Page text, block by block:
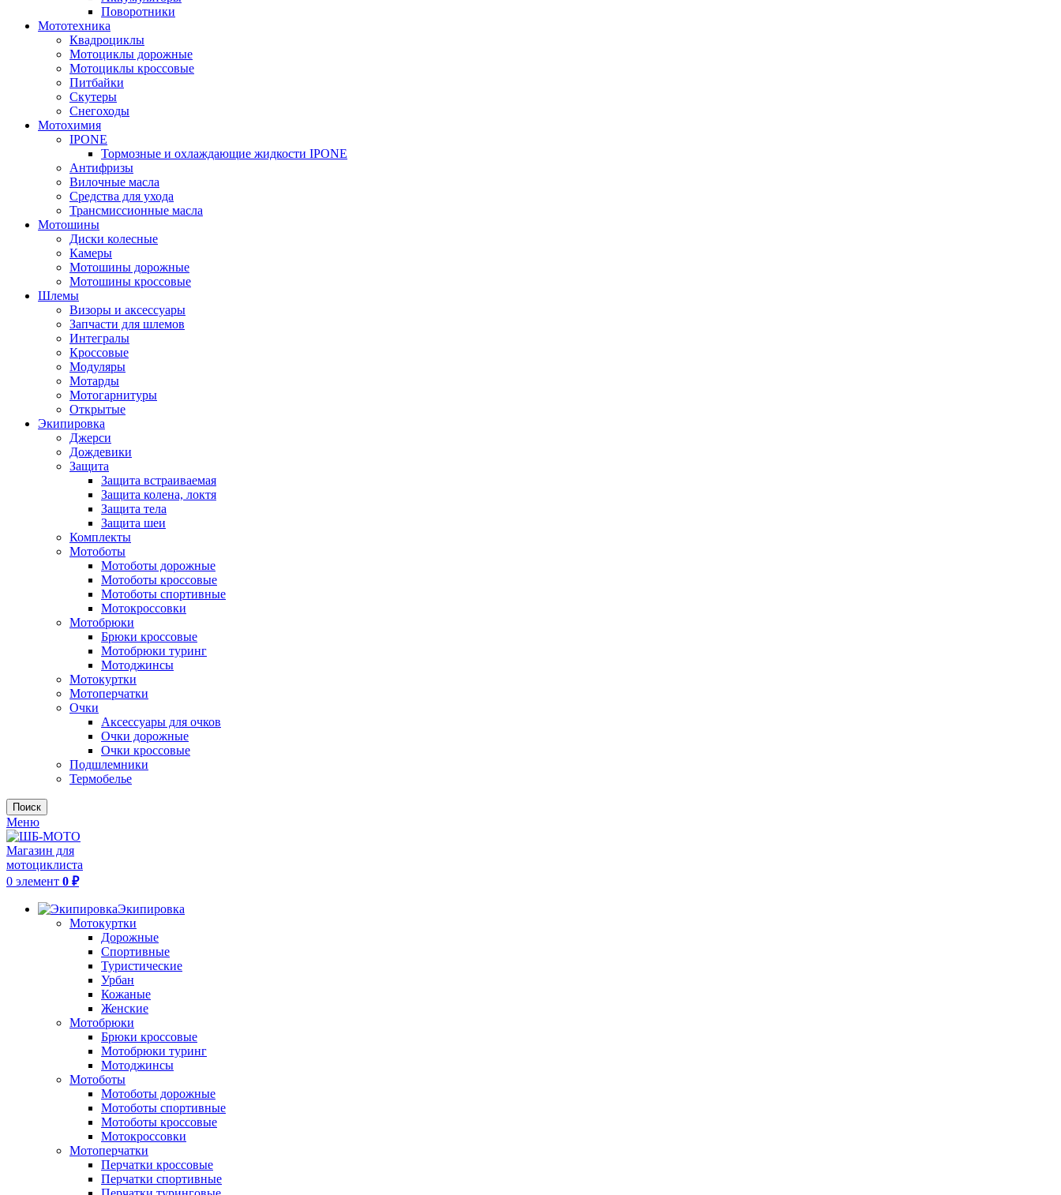
Поворотники
Мототехника
Квадроциклы
Мотоциклы дорожные
Мотоциклы кроссовые
Питбайки
Скутеры
Снегоходы
Мотохимия
IPONE
Тормозные и охлаждающие жидкости IPONE
Антифризы
Вилочные масла
Средства для ухода
Трансмиссионные масла
Мотошины
Диски колесные
Камеры
Мотошины дорожные
Мотошины кроссовые
Шлемы
Визоры и аксессуары
Запчасти для шлемов
Интегралы
Кроссовые
Модуляры
Мотарды
Мотогарнитуры
Открытые
Экипировка
Джерси
Дождевики
Защита
Защита встраиваемая
Защита колена, локтя
Защита тела
Защита шеи
Комплекты
Мотоботы
Мотоботы дорожные
Мотоботы кроссовые
Мотоботы спортивные
Мотокроссовки
Мотобрюки
Брюки кроссовые
Мотобрюки туринг
Мотоджинсы
Мотокуртки
Мотоперчатки
Очки
Аксессуары для очков
Очки дорожные
Очки кроссовые
Подшлемники
Термобелье
Поиск
Меню
0 элемент 0 ₽
Экипировка
Мотокуртки
Дорожные
Спортивные
Туристические
Урбан
Кожаные
Женские
Мотобрюки
Брюки кроссовые
Мотобрюки туринг
Мотоджинсы
Мотоботы
Мотоботы дорожные
Мотоботы спортивные
Мотоботы кроссовые
Мотокроссовки
Мотоперчатки
Перчатки кроссовые
Перчатки спортивные